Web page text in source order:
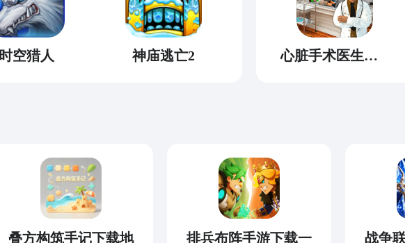
时空猎人 神庙逃亡2 心脏手术医生模拟
叠方构筑手记下载地
排兵布阵手游下载一
战争